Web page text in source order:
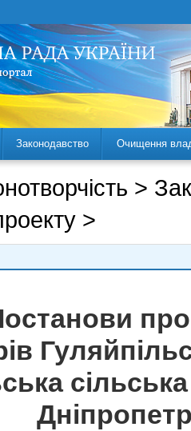
Законодавство Очищення
>
>